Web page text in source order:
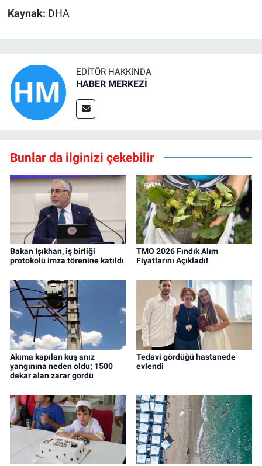
Kaynak: DHA
EDITÖR HAKKINDA
HABER MERKEZİ
Bunlar da ilginizi çekebilir
Bakan Işıkhan, iş birliği
protokolü imza törenine katıldı
TMO 2026 Fındık Alım
Fiyatlarını Açıkladı!
Akıma kapılan kuş anız
yangınına neden oldu; 1500
dekar alan zarar gördü
Tedavi gördüğü hastanede
evlendi